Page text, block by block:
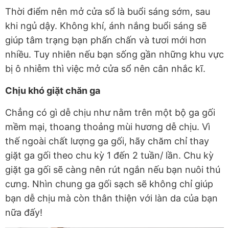
Thời điểm nên mở cửa sổ là buổi sáng sớm, sau
khi ngủ dậy. Không khí, ánh nắng buổi sáng sẽ
giúp tâm trạng bạn phấn chấn và tươi mới hơn
nhiều. Tuy nhiên nếu bạn sống gần những khu vực
bị ô nhiễm thì việc mở cửa sổ nên cân nhắc kĩ.
Chịu khó giặt chăn ga
Chẳng có gì dễ chịu như nằm trên một bộ ga gối
mềm mại, thoang thoảng mùi hương dễ chịu. Vì
thế ngoài chất lượng ga gối, hãy chăm chỉ thay
giặt ga gối theo chu kỳ 1 đến 2 tuần/ lần. Chu kỳ
giặt ga gối sẽ càng nên rút ngắn nếu bạn nuôi thú
cưng. Nhìn chung ga gối sạch sẽ không chỉ giúp
bạn dễ chịu mà còn thân thiện với làn da của bạn
nữa đấy!